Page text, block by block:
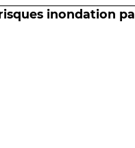
inondation